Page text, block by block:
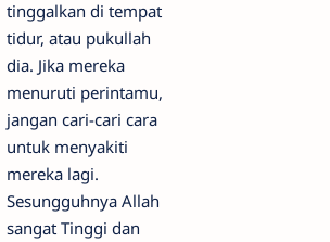
tinggalkan di tempat
tidur, atau pukullah
dia. Jika mereka
menuruti perintamu,
jangan cari-cari cara
untuk menyakiti
mereka lagi.
Sesungguhnya Allah
sangat Tinggi dan